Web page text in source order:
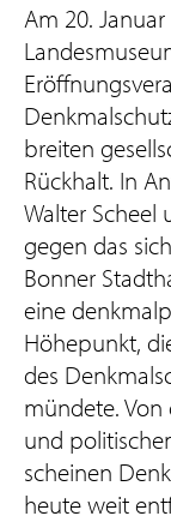
Am 20.
breiten
Rückhalt. In
Walter Scheel
gegen das
Bonner
eine
Höhepunkt,
des
mündete. Von
und
scheinen
heute weit